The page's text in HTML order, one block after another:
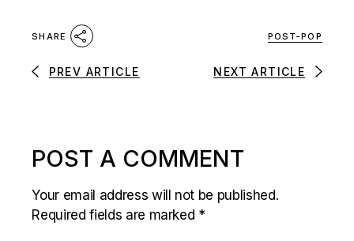
SHARE POST-POP
PREV ARTICLE NEXT ARTICLE
POST A COMMENT
Your email address will not be published.
Required fields are marked *